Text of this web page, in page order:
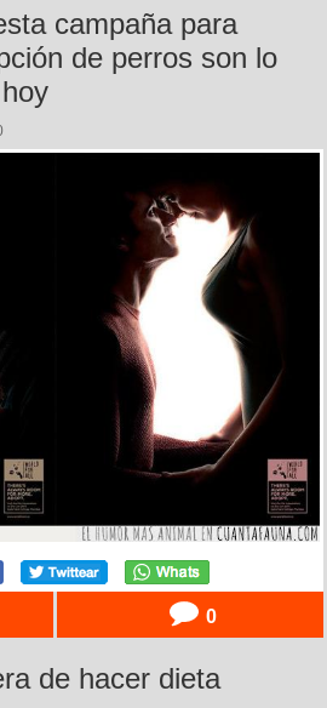
campaña para
de perros son lo
0
de hacer dieta